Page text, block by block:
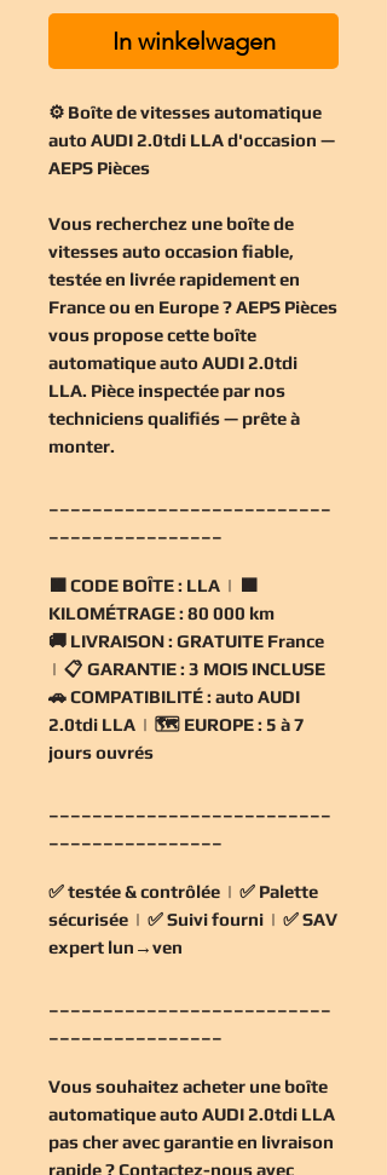
In winkelwagen
⚙️ Boîte de vitesses automatique
auto AUDI 2.0tdi LLA d'occasion —
AEPS Pièces
Vous recherchez une boîte de
vitesses auto occasion fiable,
testée en livrée rapidement en
France ou en Europe ? AEPS Pièces
vous propose cette boîte
automatique auto AUDI 2.0tdi
LLA. Pièce inspectée par nos
techniciens qualifiés — prête à
monter.
🟧CODE BOÎTE : LLA | 🟧
KILOMÉTRAGE : 80 000 km
🚚 LIVRAISON : GRATUITE France
| 📋 GARANTIE : 3 MOIS INCLUSE
🚗COMPATIBILITÉ : auto AUDI
2.0tdi LLA | 🗺️ EUROPE : 5 à 7
jours ouvrés
✅testée & contrôlée | ✅ Palette
sécurisée | ✅Suivi fourni | ✅SAV
expert lun→ven
Vous souhaitez acheter une boîte
automatique auto AUDI 2.0tdi LLA
pas cheravec garantie en livraison
rapide ? Contactez-nous avec